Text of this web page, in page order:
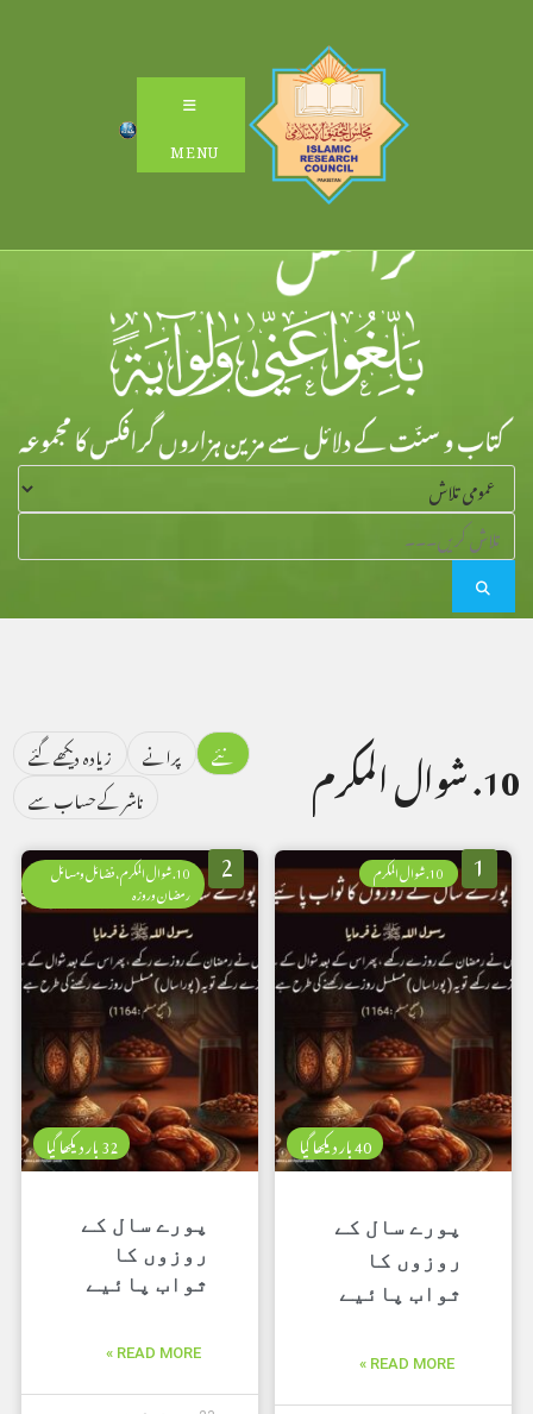
MENU
10. شوال المکرم نئے پرانے
زیادہ دیکھے گئے
ناشر کے حساب سے
1 10. شوال المکرم
40 بار دیکھا گیا
پورے سال کے
روزوں کا
ثواب پائیے
READ MORE »
2 10. شوال المکرم، فضائل ومسائل
رمضان وروزہ
32 بار دیکھا گیا
پورے سال کے
روزوں کا
ثواب پائیے
READ MORE »